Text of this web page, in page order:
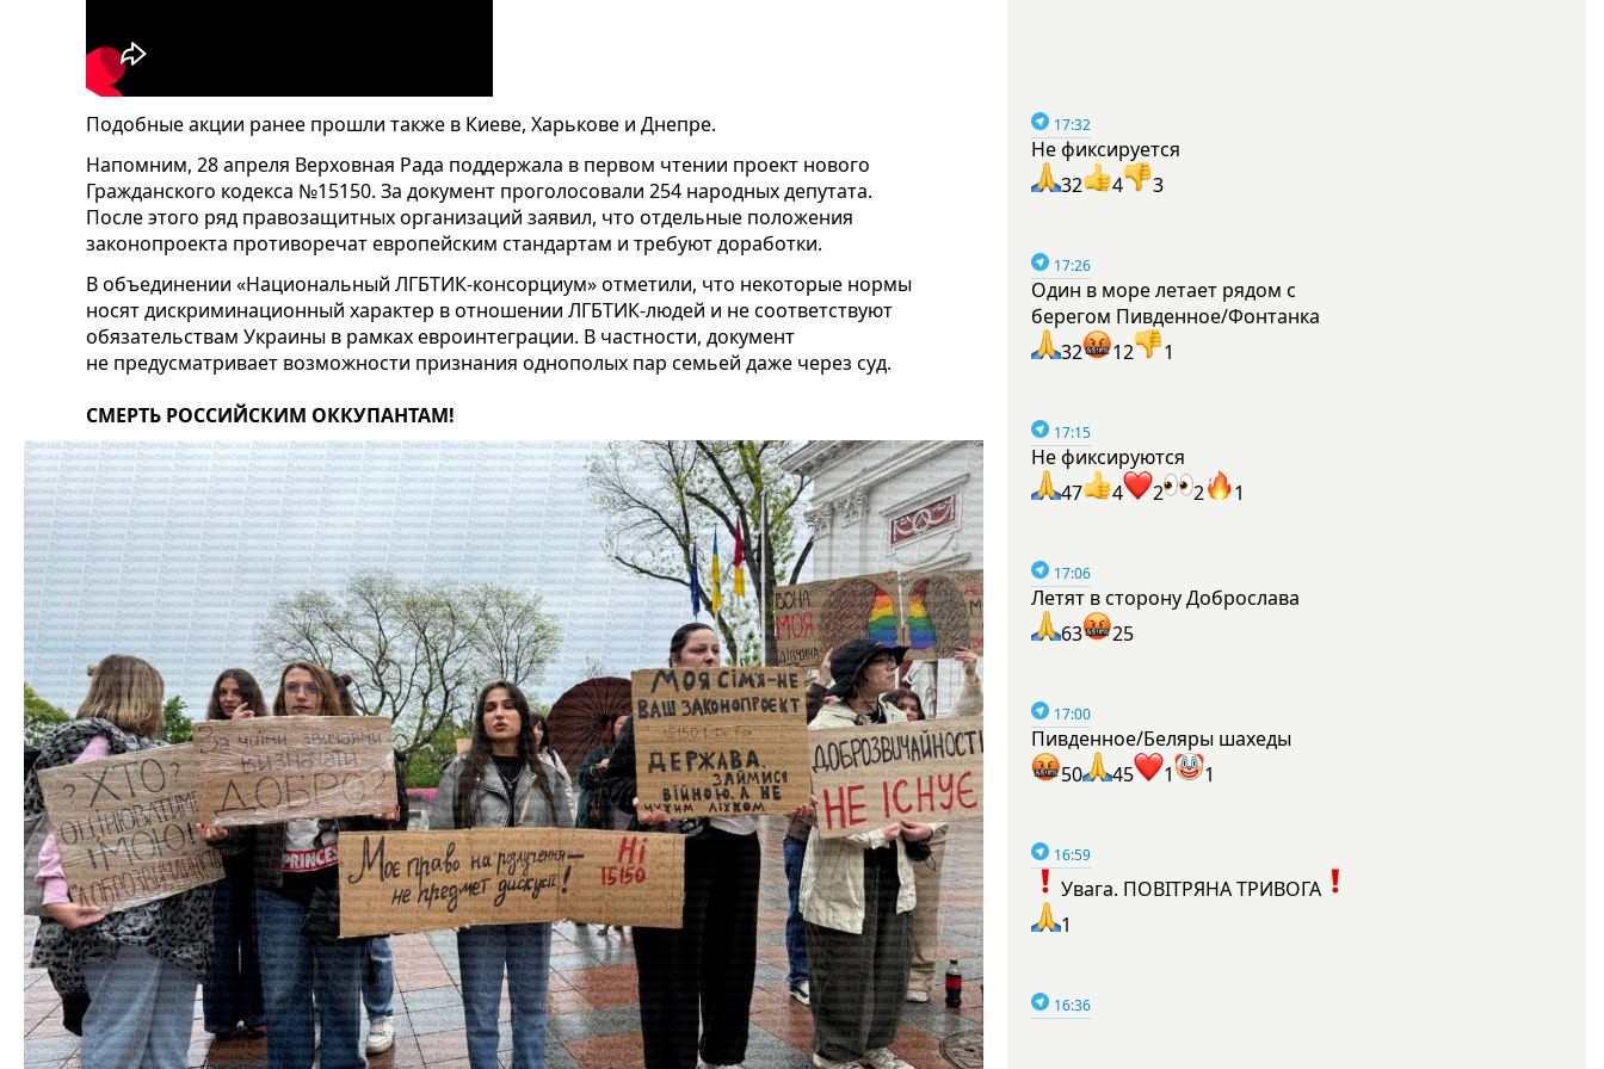
Подобные акции ранее прошли также в Киеве, Харькове и Днепре.
Напомним, 28 апреля Верховная Рада поддержала в первом чтении проект нового
Гражданского кодекса №15150. За документ проголосовали 254 народных депутата.
После этого ряд правозащитных организаций заявил, что отдельные положения
законопроекта противоречат европейским стандартам и требуют доработки.
В объединении «Национальный ЛГБТИК-консорциум» отметили, что некоторые нормы
носят дискриминационный характер в отношении ЛГБТИК-людей и не соответствуют
обязательствам Украины в рамках евроинтеграции. В частности, документ
не предусматривает возможности признания однополых пар семьей даже через суд.
СМЕРТЬ РОССИЙСКИМ ОККУПАНТАМ!
17:32
Не фиксируется
32
4 3
17:26
Один в море летает рядом с
берегом Пивденное/Фонтанка
32
12 1
17:15
Не фиксируются
47
4 2 2 1
17:06
Летят в сторону Доброслава
63
25
17:00
Пивденное/Беляры шахеды
50
45 1 1
16:59
Увага. ПОВІТРЯНА ТРИВОГА
1
16:36